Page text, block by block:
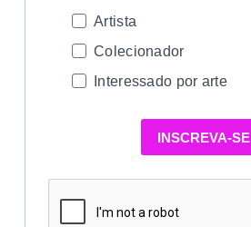
Artista
Colecionador
Interessado por arte
INSCREVA-SE